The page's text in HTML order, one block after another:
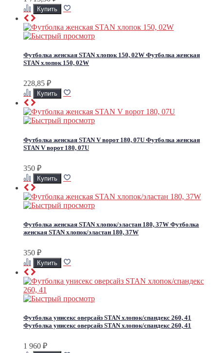
Футболка женская STAN хлопок 150, 02W Футболка женская
STAN хлопок 150, 02W
228,85 ₽
Футболка женская STAN V ворот 180, 07U Футболка женская
STAN V ворот 180, 07U
350 ₽
Футболка женская STAN хлопок/эластан 180, 37W Футболка
женская STAN хлопок/эластан 180, 37W
350 ₽
Футболка унисекс оверсайз STAN хлопок/спандекс 260, 41
Футболка унисекс оверсайз STAN хлопок/спандекс 260, 41
1 960 ₽